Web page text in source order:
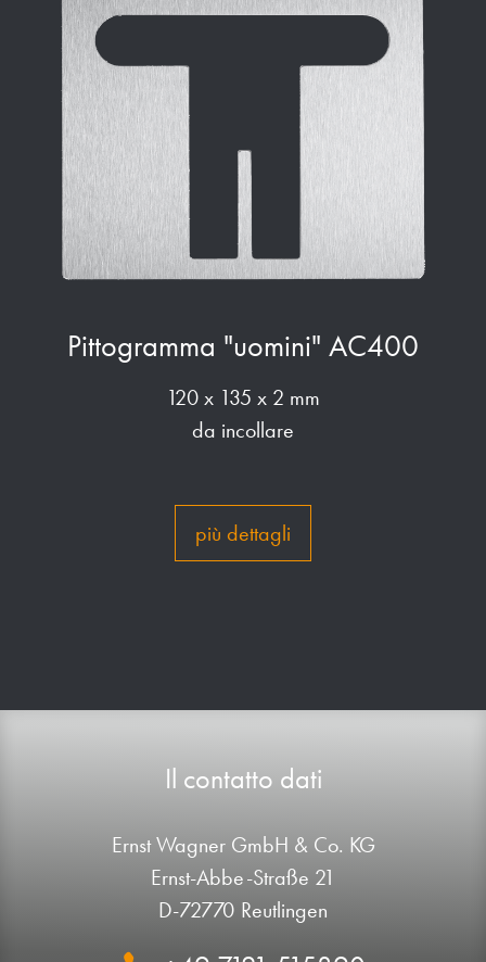
Pittogramma "uomini" AC400
120 x 135 x 2 mm
da incollare
più dettagli
Il contatto dati
Ernst Wagner GmbH & Co. KG
Ernst-Abbe-Straße 21
D-72770 Reutlingen